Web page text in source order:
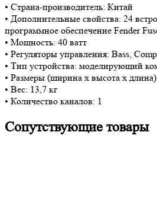
• Страна-производитель: Китай
• Дополнительные свойства: 24
программное обеспечение Fender
• Мощность: 40 ватт
• Регуляторы управления: Bass,
• Тип устройства: моделирующий
• Размеры (ширина х высота х
• Вес: 13,7 кг
• Количество каналов: 1
Сопутствующие товары